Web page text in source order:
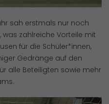
sah erstmals nur noch
zahlreiche Vorteile mit
für die Schüler*innen,
Gedränge auf den
alle Beteiligten sowie mehr